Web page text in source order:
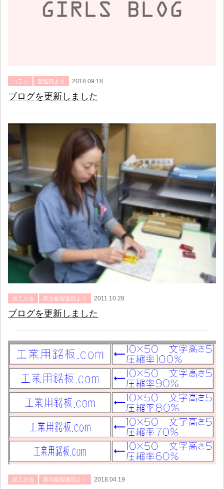
コラム 製造部より 2018.09.18
ブログを更新しました
加工方法 表示板製造部より 2011.10.28
ブログを更新しました
加工方法 表示板製造部より 2018.04.19